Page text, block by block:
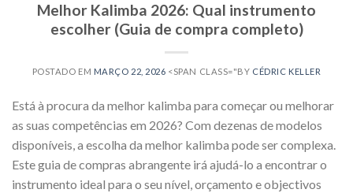
Melhor Kalimba 2026: Qual instrumento
escolher (Guia de compra completo)
POSTADO EM MARÇO 22, 2026 <SPAN CLASS="BY CÉDRIC KELLER
Está à procura da melhor kalimba para começar ou melhorar
as suas competências em 2026? Com dezenas de modelos
disponíveis, a escolha da melhor kalimba pode ser complexa.
Este guia de compras abrangente irá ajudá-lo a encontrar o
instrumento ideal para o seu nível, orçamento e objectivos